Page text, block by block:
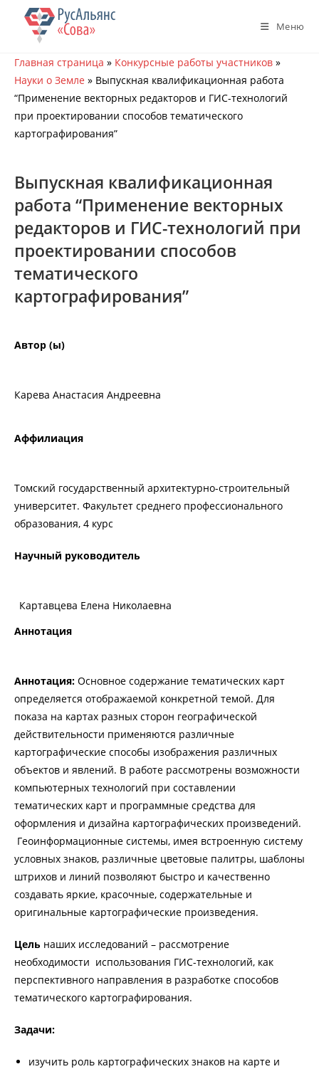
Перейти
содержимому
Меню
Главная страница » Конкурсные работы участников »
Науки о Земле » Выпускная квалификационная работа
“Применение векторных редакторов и ГИС-технологий
при проектировании способов тематического
картографирования”
Выпускная квалификационная
работа “Применение векторных
редакторов и ГИС-технологий при
проектировании способов
тематического
картографирования”
Автор (ы)
Карева Анастасия Андреевна
Аффилиация
Томский государственный архитектурно-строительный
университет. Факультет среднего профессионального
образования, 4 курс
Научный руководитель
Картавцева Елена Николаевна
Аннотация
Аннотация: Основное содержание тематических карт
определяется отображаемой конкретной темой. Для
показа на картах разных сторон географической
действительности применяются различные
картографические способы изображения различных
объектов и явлений. В работе рассмотрены возможности
компьютерных технологий при составлении
тематических карт и программные средства для
оформления и дизайна картографических произведений.
Геоинформационные системы, имея встроенную систему
условных знаков, различные цветовые палитры, шаблоны
штрихов и линий позволяют быстро и качественно
создавать яркие, красочные, содержательные и
оригинальные картографические произведения.
Цель наших исследований – рассмотрение
необходимости использования ГИС-технологий, как
перспективного направления в разработке способов
тематического картографирования.
Задачи:
изучить роль картографических знаков на карте и